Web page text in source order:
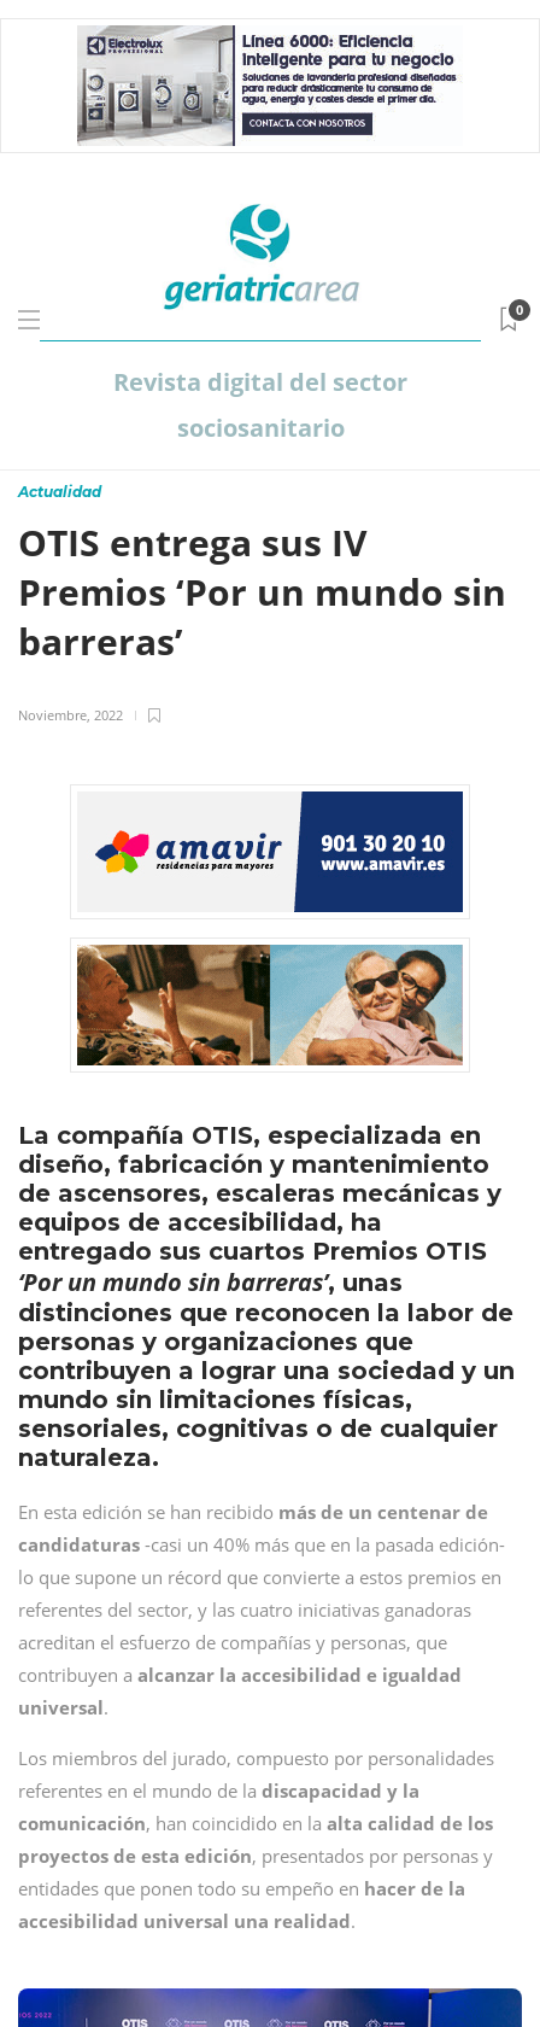
Revista digital del sector
sociosanitario
0
Actualidad
OTIS entrega sus IV
Premios ‘Por un mundo sin
barreras’
Noviembre, 2022
La compañía OTIS, especializada en
diseño, fabricación y mantenimiento
de ascensores, escaleras mecánicas y
equipos de accesibilidad, ha
entregado sus cuartos Premios OTIS
‘Por un mundo sin barreras’, unas
distinciones que reconocen la labor de
personas y organizaciones que
contribuyen a lograr una sociedad y un
mundo sin limitaciones físicas,
sensoriales, cognitivas o de cualquier
naturaleza.
En esta edición se han recibido más de un centenar de
candidaturas -casi un 40% más que en la pasada edición-
lo que supone un récord que convierte a estos premios en
referentes del sector, y las cuatro iniciativas ganadoras
acreditan el esfuerzo de compañías y personas, que
contribuyen a alcanzar la accesibilidad e igualdad
universal.
Los miembros del jurado, compuesto por personalidades
referentes en el mundo de la discapacidad y la
comunicación, han coincidido en la alta calidad de los
proyectos de esta edición, presentados por personas y
entidades que ponen todo su empeño en hacer de la
accesibilidad universal una realidad.